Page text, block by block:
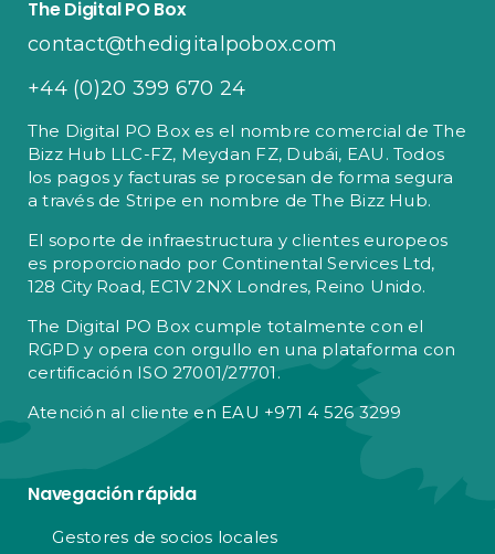
The Digital PO Box
contact@thedigitalpobox.com
+44 (0)20 399 670 24
The Digital PO Box es el nombre comercial de The
Bizz Hub LLC-FZ, Meydan FZ, Dubái, EAU. Todos
los pagos y facturas se procesan de forma segura
a través de Stripe en nombre de The Bizz Hub.
El soporte de infraestructura y clientes europeos
es proporcionado por Continental Services Ltd,
128 City Road, EC1V 2NX Londres, Reino Unido.
The Digital PO Box cumple totalmente con el
RGPD y opera con orgullo en una plataforma con
certificación ISO 27001/27701.
Atención al cliente en EAU +971 4 526 3299
Navegación rápida
Gestores de socios locales